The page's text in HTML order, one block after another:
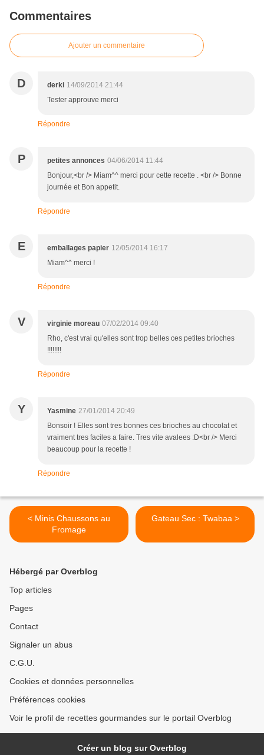
Commentaires
Ajouter un commentaire
D derki 14/09/2014 21:44
Tester approuve merci
Répondre
P petites annonces 04/06/2014 11:44
Bonjour,<br /> Miam^^ merci pour cette recette . <br /> Bonne
journée et Bon appetit.
Répondre
E emballages papier 12/05/2014 16:17
Miam^^ merci !
Répondre
V virginie moreau 07/02/2014 09:40
Rho, c'est vrai qu'elles sont trop belles ces petites brioches
!!!!!!!!
Répondre
Y Yasmine 27/01/2014 20:49
Bonsoir ! Elles sont tres bonnes ces brioches au chocolat et
vraiment tres faciles a faire. Tres vite avalees :D<br /> Merci
beaucoup pour la recette !
Répondre
< Minis Chaussons au
Fromage
Gateau Sec : Twabaa >
Hébergé par Overblog
Top articles
Pages
Contact
Signaler un abus
C.G.U.
Cookies et données personnelles
Préférences cookies
Voir le profil de recettes gourmandes sur le portail Overblog
Créer un blog sur Overblog